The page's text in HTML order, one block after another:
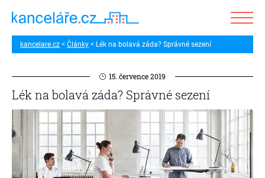
kancelare.cz Články Lék na bolavá záda? Správné sezení
15. července 2019
Lék na bolavá záda? Správné sezení